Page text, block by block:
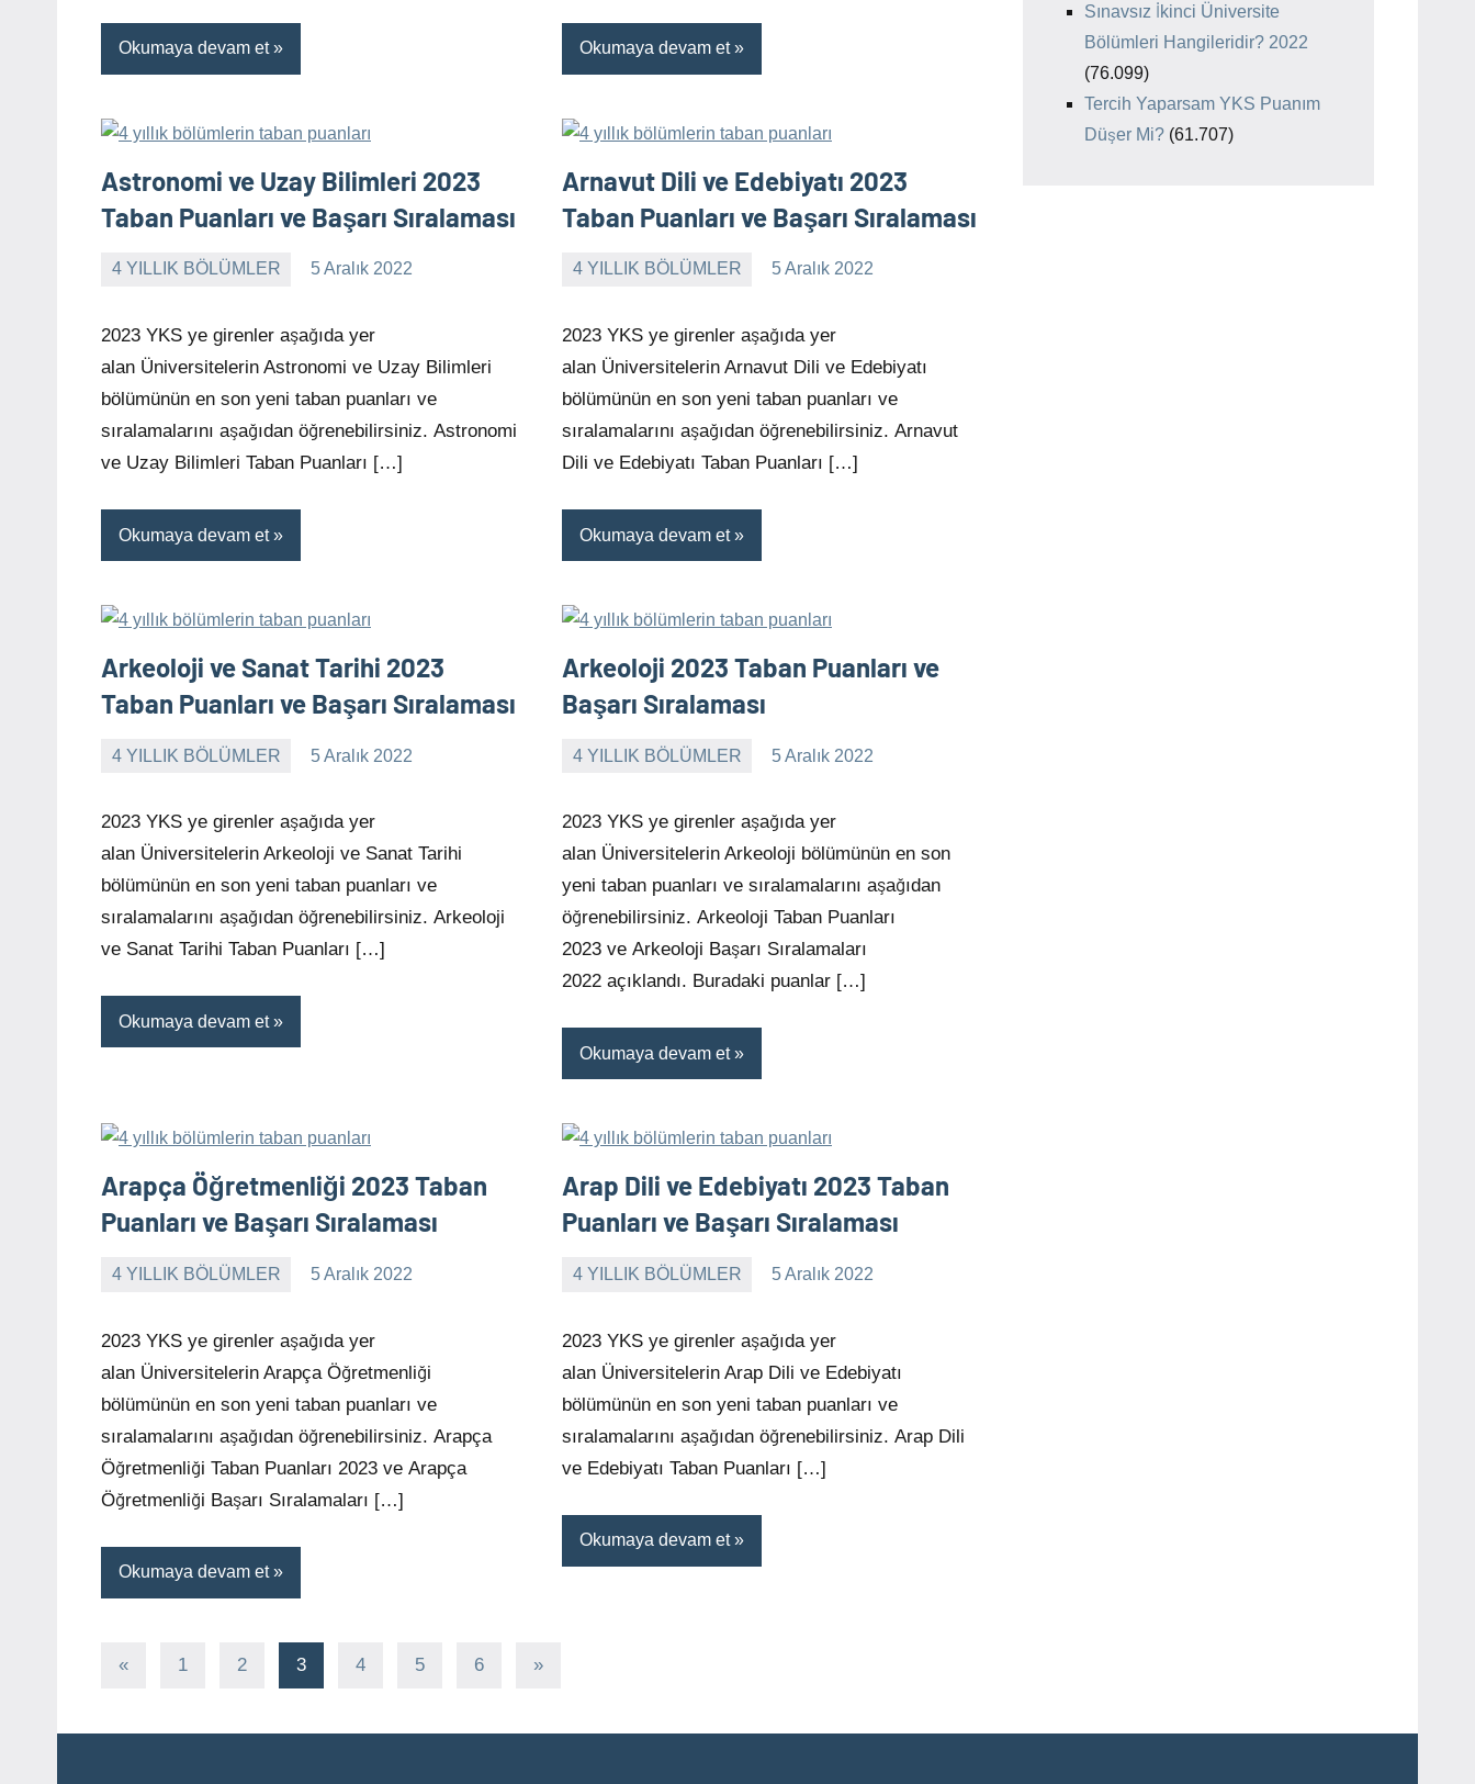
Okumaya devam et Okumaya devam et
Astronomi ve Uzay Bilimleri 2023
Taban Puanları ve Başarı Sıralaması
4 YILLIK BÖLÜMLER
5 Aralık 2022
2023 YKS ye girenler aşağıda yer
alan Üniversitelerin Astronomi ve Uzay Bilimleri
bölümünün en son yeni taban puanları ve
sıralamalarını aşağıdan öğrenebilirsiniz. Astronomi
ve Uzay Bilimleri Taban Puanları […]
Okumaya devam et
Arnavut Dili ve Edebiyatı 2023
Taban Puanları ve Başarı Sıralaması
4 YILLIK BÖLÜMLER
5 Aralık 2022
2023 YKS ye girenler aşağıda yer
alan Üniversitelerin Arnavut Dili ve Edebiyatı
bölümünün en son yeni taban puanları ve
sıralamalarını aşağıdan öğrenebilirsiniz. Arnavut
Dili ve Edebiyatı Taban Puanları […]
Okumaya devam et
Arkeoloji ve Sanat Tarihi 2023
Taban Puanları ve Başarı Sıralaması
4 YILLIK BÖLÜMLER
5 Aralık 2022
2023 YKS ye girenler aşağıda yer
alan Üniversitelerin Arkeoloji ve Sanat Tarihi
bölümünün en son yeni taban puanları ve
sıralamalarını aşağıdan öğrenebilirsiniz. Arkeoloji
ve Sanat Tarihi Taban Puanları […]
Okumaya devam et
Arkeoloji 2023 Taban Puanları ve
Başarı Sıralaması
4 YILLIK BÖLÜMLER
5 Aralık 2022
2023 YKS ye girenler aşağıda yer
alan Üniversitelerin Arkeoloji bölümünün en son
yeni taban puanları ve sıralamalarını aşağıdan
öğrenebilirsiniz. Arkeoloji Taban Puanları
2023 ve Arkeoloji Başarı Sıralamaları
2022 açıklandı. Buradaki puanlar […]
Okumaya devam et
Arapça Öğretmenliği 2023 Taban
Puanları ve Başarı Sıralaması
4 YILLIK BÖLÜMLER
5 Aralık 2022
2023 YKS ye girenler aşağıda yer
alan Üniversitelerin Arapça Öğretmenliği
bölümünün en son yeni taban puanları ve
sıralamalarını aşağıdan öğrenebilirsiniz. Arapça
Öğretmenliği Taban Puanları 2023 ve Arapça
Öğretmenliği Başarı Sıralamaları […]
Okumaya devam et
Arap Dili ve Edebiyatı 2023 Taban
Puanları ve Başarı Sıralaması
4 YILLIK BÖLÜMLER
5 Aralık 2022
2023 YKS ye girenler aşağıda yer
alan Üniversitelerin Arap Dili ve Edebiyatı
bölümünün en son yeni taban puanları ve
sıralamalarını aşağıdan öğrenebilirsiniz. Arap Dili
ve Edebiyatı Taban Puanları […]
Okumaya devam et
Yazı
«Önceki1 2 3 4 5 6
Sonraki
»
Sınavsız İkinci Üniversite
Bölümleri Hangileridir? 2022
(76.099)
Tercih Yaparsam YKS Puanım
Düşer Mi? (61.707)